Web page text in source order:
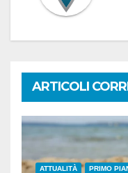
ARTICOLI
ATTUALITÀ PRIMO